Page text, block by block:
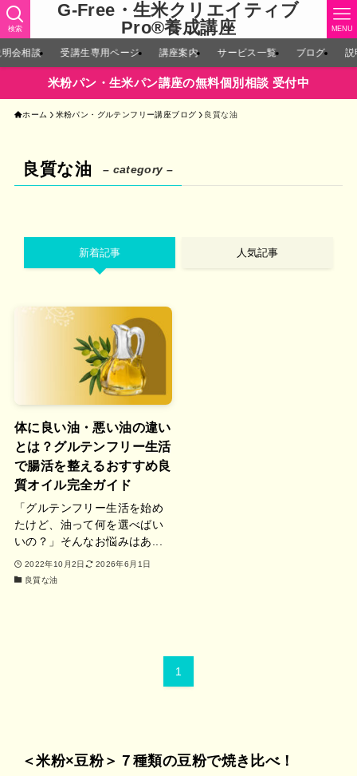
G-Free・生米クリエイティブ
Pro®︎養成講座
検索 MENU
明会相談 受講生専用ページ 講座案内 サービス一覧 ブログ 説
米粉パン・生米パン講座の無料個別相談 受付中
ホーム 米粉パン・グルテンフリー講座ブログ 良質な油
良質な油 – category –
新着記事 人気記事
体に良い油・悪い油の違い
とは？グルテンフリー生活
で腸活を整えるおすすめ良
質オイル完全ガイド
「グルテンフリー生活を始め
たけど、油って何を選べばい
いの？」そんなお悩みはあ...
2022年10月2日
2026年6月1日
良質な油
1
＜米粉×豆粉＞７種類の豆粉で焼き比べ！